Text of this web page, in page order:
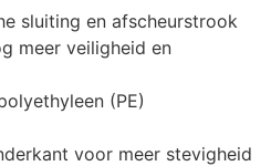
sluiting en afscheurstrook
meer veiligheid en
(PE)
voor meer stevigheid